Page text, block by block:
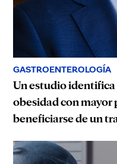
GASTROENTEROLOGÍA
Un estudio identifica
obesidad con
beneficiarse de un